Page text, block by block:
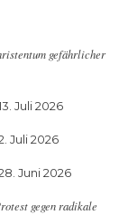
gefährlicher
Juli 2026
Juli 2026
Juni 2026
gegen radikale